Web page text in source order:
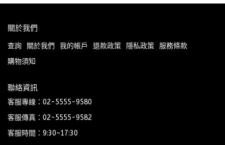
關於我們
查詢 關於我們 我的帳戶 退款政策 隱私政策
服務條款
購物須知
聯絡資訊
客服專線：02-5555-9580
客服傳真：02-5555-9582
客服時間：9:30~17:30